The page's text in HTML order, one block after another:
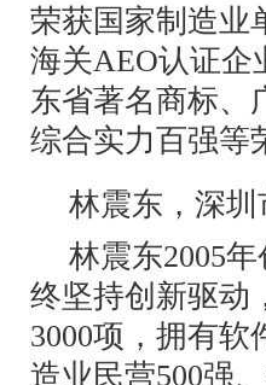
荣获国家制造业
海关AEO认证企
东省著名商标、
综合实力百强等
林震东，深
林震东2005
终坚持创新驱动
3000项，拥有软
造业民营500强